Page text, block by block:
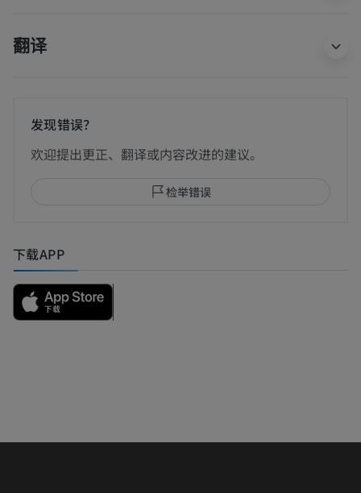
翻译
发现错误？
欢迎提出更正、翻译或内容改进的建议。
检举错误
下载APP